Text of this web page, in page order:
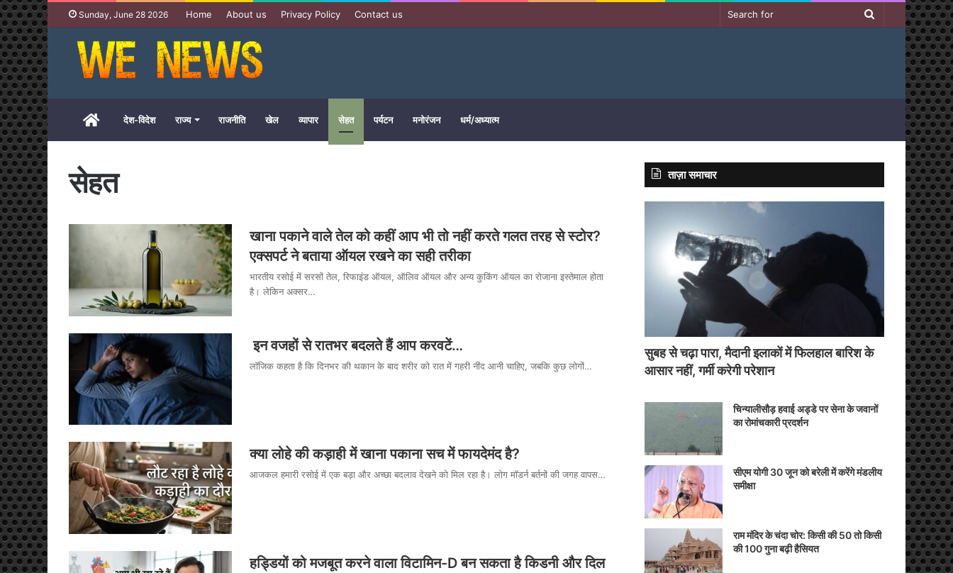
Sunday, June 28 2026 Home About us Privacy Policy Contact us
Search
Homeदेश-विदेश राज्य राजनीति खेल व्यापार सेहत पर्यटन मनोरंजन धर्म/अध्यात्म
सेहत
खाना पकाने वाले तेल को कहीं आप भी तो नहीं करते गलत तरह से स्टोर?
एक्सपर्ट ने बताया ऑयल रखने का सही तरीका
भारतीय रसोई में सरसों तेल, रिफाइंड ऑयल, ऑलिव ऑयल और अन्य कुकिंग ऑयल का रोजाना इस्तेमाल होता
है। लेकिन अक्सर…
इन वजहों से रातभर बदलते हैं आप करवटें…
लॉजिक कहता है कि दिनभर की थकान के बाद शरीर को रात में गहरी नींद आनी चाहिए, जबकि कुछ लोगों…
क्या लोहे की कड़ाही में खाना पकाना सच में फायदेमंद है?
आजकल हमारी रसोई में एक बड़ा और अच्छा बदलाव देखने को मिल रहा है। लोग मॉडर्न बर्तनों की जगह वापस…
हड्डियों को मजबूत करने वाला विटामिन-D बन सकता है किडनी और दिल
ताज़ा समाचार
सुबह से चढ़ा पारा, मैदानी इलाकों में फिलहाल बारिश के
आसार नहीं, गर्मी करेगी परेशान
चिन्यालीसौड़ हवाई अड्डे पर सेना के जवानों
का रोमांचकारी प्रदर्शन
सीएम योगी 30 जून को बरेली में करेंगे मंडलीय
समीक्षा
राम मंदिर के चंदा चोर: किसी की 50 तो किसी
की 100 गुना बढ़ी हैसियत